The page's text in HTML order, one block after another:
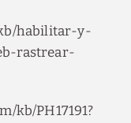
habilitar-y-
rastrear-
kb/PH17191?